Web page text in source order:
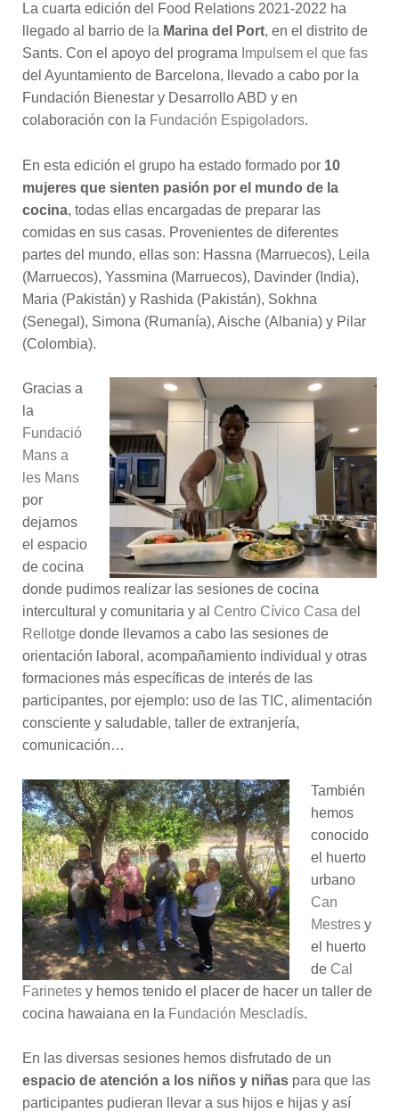
La cuarta edición del Food Relations 2021-2022 ha
llegado al barrio de la Marina del Port, en el distrito de
Sants. Con el apoyo del programa Impulsem el que fas
del Ayuntamiento de Barcelona, ​​llevado a cabo por la
Fundación Bienestar y Desarrollo ABD y en
colaboración con la Fundación Espigoladors.
En esta edición el grupo ha estado formado por 10
mujeres que sienten pasión por el mundo de la
cocina, todas ellas encargadas de preparar las
comidas en sus casas. Provenientes de diferentes
partes del mundo, ellas son: Hassna (Marruecos), Leila
(Marruecos), Yassmina (Marruecos), Davinder (India),
Maria (Pakistán) y Rashida (Pakistán), Sokhna
(Senegal), Simona (Rumanía), Aische (Albania) y Pilar
(Colombia).
Gracias a
la
Fundació
Mans a
les Mans
por
dejarnos
el espacio
de cocina
donde pudimos realizar las sesiones de cocina
intercultural y comunitaria y al Centro Cívico Casa del
Rellotge donde llevamos a cabo las sesiones de
orientación laboral, acompañamiento individual y otras
formaciones más específicas de interés de las
participantes, por ejemplo: uso de las TIC, alimentación
consciente y saludable, taller de extranjería,
comunicación…
También
hemos
conocido
el huerto
urbano
Can
Mestres y
el huerto
de Cal
Farinetes y hemos tenido el placer de hacer un taller de
cocina hawaiana en la Fundación Mescladís.
En las diversas sesiones hemos disfrutado de un
espacio de atención a los niños y niñas para que las
participantes pudieran llevar a sus hijos e hijas y así